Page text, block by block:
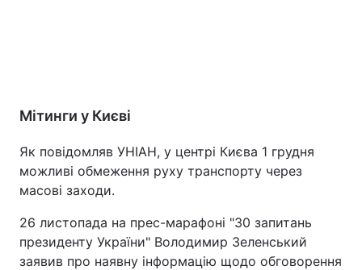
Мітинги у Києві
Як повідомляв УНІАН, у центрі Києва 1 грудня
можливі обмеження руху транспорту через
масові заходи.
26 листопада на прес-марафоні "30 запитань
президенту України" Володимир Зеленський
заявив про наявну інформацію щодо обговорення